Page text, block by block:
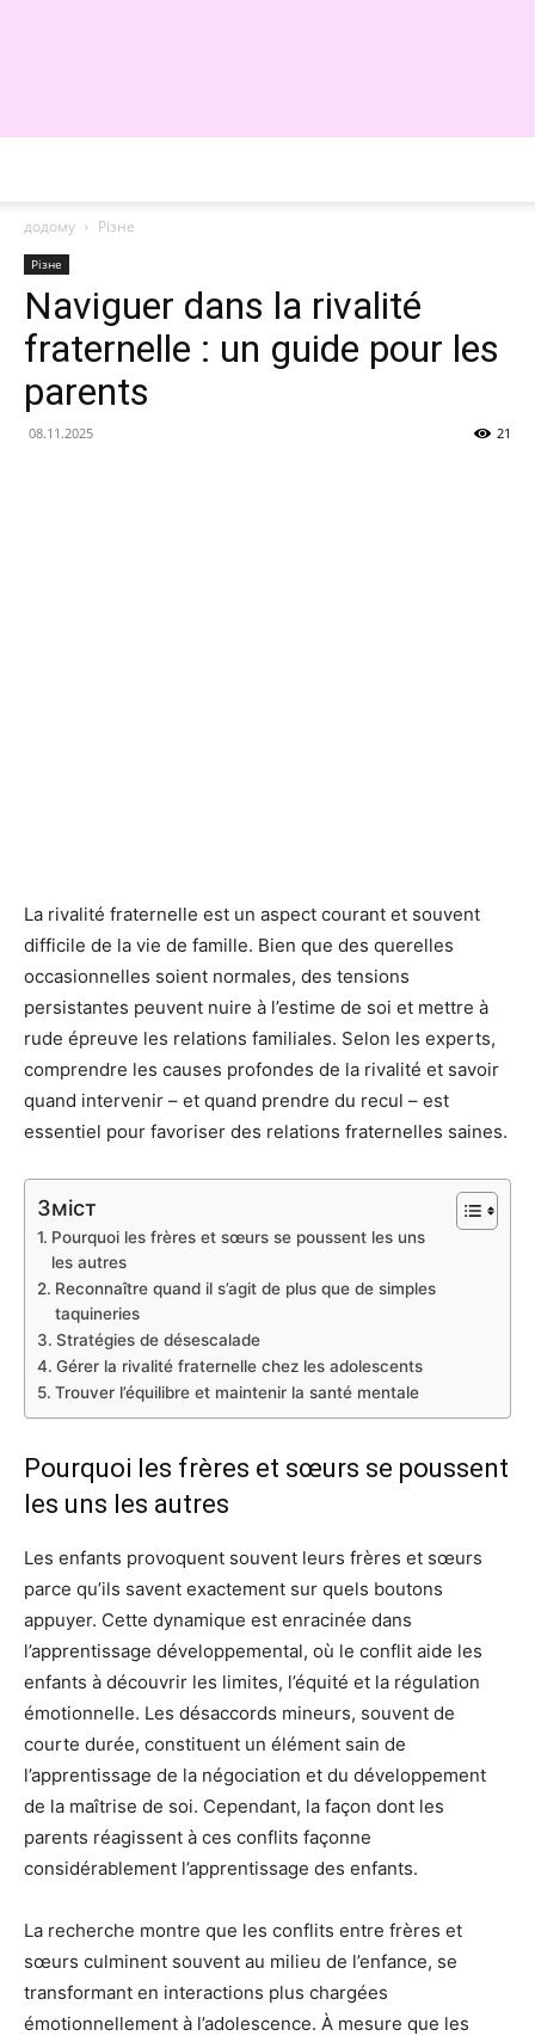
додому
Різне
Різне
Naviguer dans la rivalité
fraternelle : un guide pour les
parents
08.11.2025 21
La rivalité fraternelle est un aspect courant et souvent
difficile de la vie de famille. Bien que des querelles
occasionnelles soient normales, des tensions
persistantes peuvent nuire à l’estime de soi et mettre à
rude épreuve les relations familiales. Selon les experts,
comprendre les causes profondes de la rivalité et savoir
quand intervenir – et quand prendre du recul – est
essentiel pour favoriser des relations fraternelles saines.
Зміст
Pourquoi les frères et sœurs se poussent les uns
les autres
Reconnaître quand il s’agit de plus que de simples
taquineries
Stratégies de désescalade
Gérer la rivalité fraternelle chez les adolescents
Trouver l’équilibre et maintenir la santé mentale
Pourquoi les frères et sœurs se poussent
les uns les autres
Les enfants provoquent souvent leurs frères et sœurs
parce qu’ils savent exactement sur quels boutons
appuyer. Cette dynamique est enracinée dans
l’apprentissage développemental, où le conflit aide les
enfants à découvrir les limites, l’équité et la régulation
émotionnelle. Les désaccords mineurs, souvent de
courte durée, constituent un élément sain de
l’apprentissage de la négociation et du développement
de la maîtrise de soi. Cependant, la façon dont les
parents réagissent à ces conflits façonne
considérablement l’apprentissage des enfants.
La recherche montre que les conflits entre frères et
sœurs culminent souvent au milieu de l’enfance, se
transformant en interactions plus chargées
émotionnellement à l’adolescence. À mesure que les